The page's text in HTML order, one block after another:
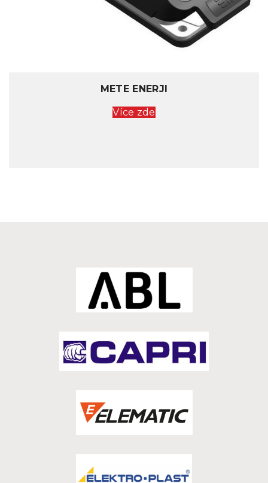
METE ENERJI
Více zde